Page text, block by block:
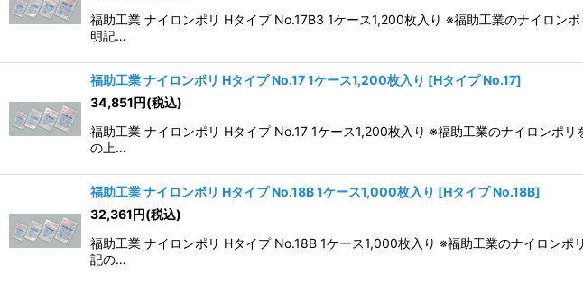
福助工業 ナイロンポリ Hタイプ No.17B3 1ケース1,200枚入り ※福助工業のナイロン
明記…
福助工業 ナイロンポリ Hタイプ No.17 1ケース1,200枚入り [Hタイプ No.17]
34,851 円(税込)
福助工業 ナイロンポリ Hタイプ No.17 1ケース1,200枚入り ※福助工業のナイロンポ
の上…
福助工業 ナイロンポリ Hタイプ No.18B 1ケース1,000枚入り [Hタイプ No.18B]
32,361 円(税込)
福助工業 ナイロンポリ Hタイプ No.18B 1ケース1,000枚入り ※福助工業のナイロン
記の…